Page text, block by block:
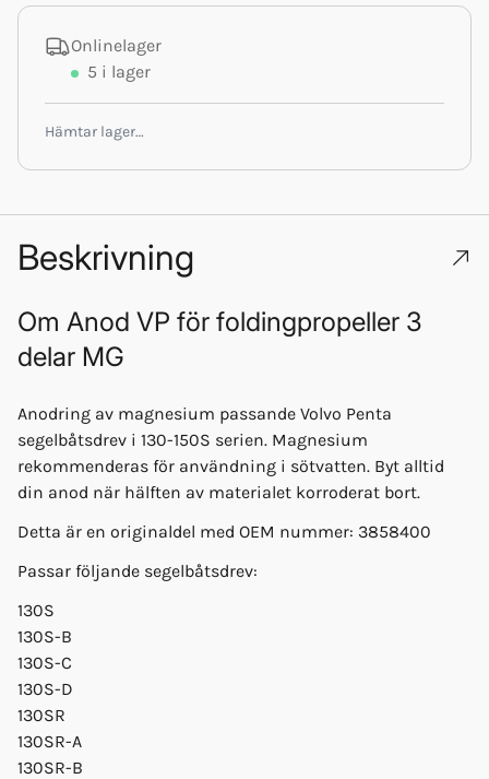
Onlinelager
5 i lager
Hämtar lager…
Beskrivning
Om Anod VP för foldingpropeller 3
delar MG
Anodring av magnesium passande Volvo Penta
segelbåtsdrev i 130-150S serien. Magnesium
rekommenderas för användning i sötvatten. Byt alltid
din anod när hälften av materialet korroderat bort.
Detta är en originaldel med OEM nummer: 3858400
Passar följande segelbåtsdrev:
130S
130S-B
130S-C
130S-D
130SR
130SR-A
130SR-B